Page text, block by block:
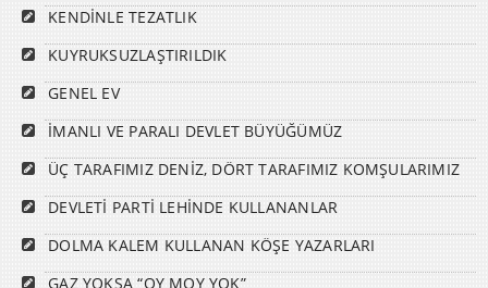
KENDİNLE TEZATLIK
KUYRUKSUZLAŞTIRILDIK
GENEL EV
İMANLI VE PARALI DEVLET BÜYÜĞÜMÜZ
ÜÇ TARAFIMIZ DENİZ, DÖRT TARAFIMIZ KOMŞULARIMIZ
DEVLETİ PARTİ LEHİNDE KULLANANLAR
DOLMA KALEM KULLANAN KÖŞE YAZARLARI
GAZ YOKSA “OY MOY YOK”